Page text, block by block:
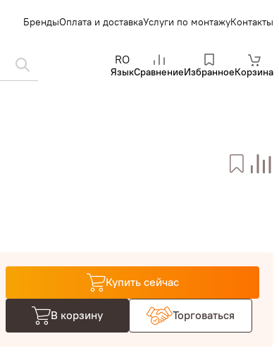
БрендыОплата и доставкаУслуги по монтажуКонтакты
RO
ЯзыкСравнениеИзбранноеКорзина
Купить сейчас
В корзину Торговаться